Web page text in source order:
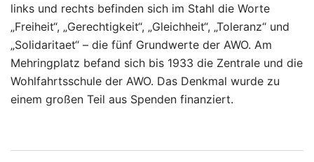
links und rechts befinden sich im Stahl die Worte
„Freiheit“, „Gerechtigkeit“, „Gleichheit“, „Toleranz“ und
„Solidaritaet“ – die fünf Grundwerte der AWO. Am
Mehringplatz befand sich bis 1933 die Zentrale und die
Wohlfahrtsschule der AWO. Das Denkmal wurde zu
einem großen Teil aus Spenden finanziert.